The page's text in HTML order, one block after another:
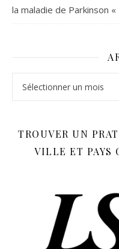
la maladie de Parkinson «
TROUVER UN
VILLE ET PAYS